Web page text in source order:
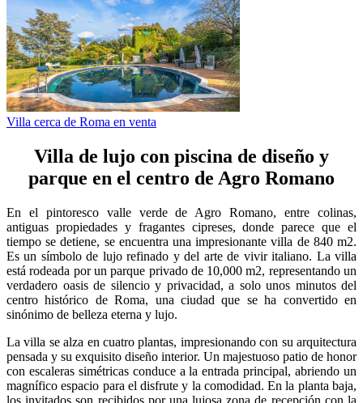
Villa cerca de Roma en venta
Villa de lujo con piscina de diseño y
parque en el centro de Agro Romano
En el pintoresco valle verde de Agro Romano, entre colinas,
antiguas propiedades y fragantes cipreses, donde parece que el
tiempo se detiene, se encuentra una impresionante villa de 840 m2.
Es un símbolo de lujo refinado y del arte de vivir italiano. La villa
está rodeada por un parque privado de 10,000 m2, representando un
verdadero oasis de silencio y privacidad, a solo unos minutos del
centro histórico de Roma, una ciudad que se ha convertido en
sinónimo de belleza eterna y lujo.
La villa se alza en cuatro plantas, impresionando con su arquitectura
pensada y su exquisito diseño interior. Un majestuoso patio de honor
con escaleras simétricas conduce a la entrada principal, abriendo un
magnífico espacio para el disfrute y la comodidad. En la planta baja,
los invitados son recibidos por una lujosa zona de recepción con la